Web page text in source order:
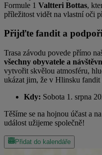
Formule 1 Valtteri Bottas,
příležitost vidět na vlastní oči
Přijďte fandit a
Trasa závodu povede přímo
všechny obyvatele a
vytvořit skvělou atmosféru,
ukázat jim, že v Hlinsku fandit
Kdy: Sobota 1. srpna
Těšíme se na hojnou účast a
událost užijeme společně!
Přidat do kalendáře